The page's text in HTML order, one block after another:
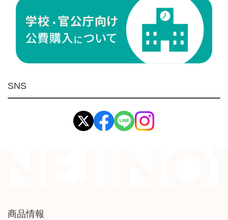
ケミカル製品
荷役伝導
環境安全用品
イマオ製品(IMAO)
工業資材(栃木屋)
SNS
商品情報